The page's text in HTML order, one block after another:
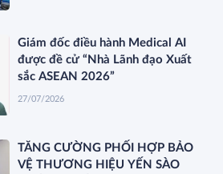
Giám đốc điều hành Medical AI
được đề cử “Nhà Lãnh đạo Xuất
sắc ASEAN 2026”
27/07/2026
TĂNG CƯỜNG PHỐI HỢP BẢO
VỆ THƯƠNG HIỆU YẾN SÀO